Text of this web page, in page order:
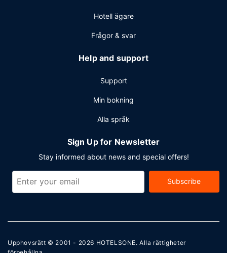
Hotell ägare
Frågor & svar
Help and support
Support
Min bokning
Alla språk
Sign Up for Newsletter
Stay informed about news and special offers!
Subscribe
Upphovsrätt © 2001 - 2026 HOTELSONE. Alla rättigheter